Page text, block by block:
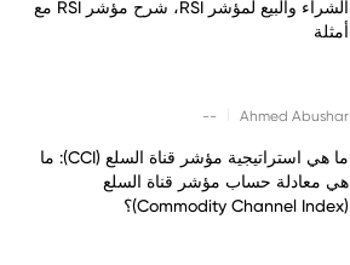
الشراء والبيع لمؤشر RSI، شرح مؤشر RSI مع
أمثلة
Ahmed Abushar
--
ما هي استراتيجية مؤشر قناة السلع (CCI): ما
هي معادلة حساب مؤشر قناة السلع
(Commodity Channel Index)؟